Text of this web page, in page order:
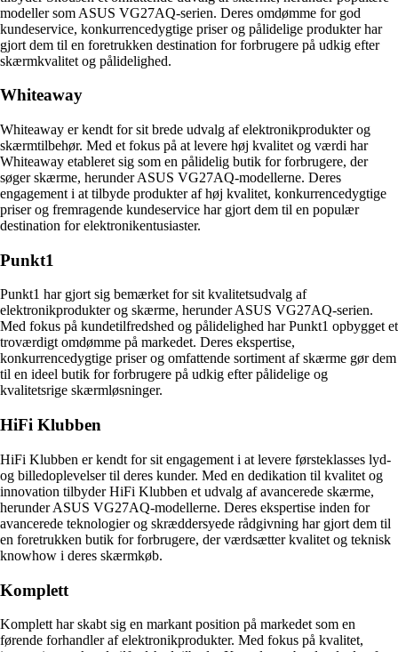
modeller som ASUS VG27AQ-serien. Deres omdømme for god
kundeservice, konkurrencedygtige priser og pålidelige produkter har
gjort dem til en foretrukken destination for forbrugere på udkig efter
skærmkvalitet og pålidelighed.
Whiteaway
Whiteaway er kendt for sit brede udvalg af elektronikprodukter og
skærmtilbehør. Med et fokus på at levere høj kvalitet og værdi har
Whiteaway etableret sig som en pålidelig butik for forbrugere, der
søger skærme, herunder ASUS VG27AQ-modellerne. Deres
engagement i at tilbyde produkter af høj kvalitet, konkurrencedygtige
priser og fremragende kundeservice har gjort dem til en populær
destination for elektronikentusiaster.
Punkt1
Punkt1 har gjort sig bemærket for sit kvalitetsudvalg af
elektronikprodukter og skærme, herunder ASUS VG27AQ-serien.
Med fokus på kundetilfredshed og pålidelighed har Punkt1 opbygget et
troværdigt omdømme på markedet. Deres ekspertise,
konkurrencedygtige priser og omfattende sortiment af skærme gør dem
til en ideel butik for forbrugere på udkig efter pålidelige og
kvalitetsrige skærmløsninger.
HiFi Klubben
HiFi Klubben er kendt for sit engagement i at levere førsteklasses lyd-
og billedoplevelser til deres kunder. Med en dedikation til kvalitet og
innovation tilbyder HiFi Klubben et udvalg af avancerede skærme,
herunder ASUS VG27AQ-modellerne. Deres ekspertise inden for
avancerede teknologier og skræddersyede rådgivning har gjort dem til
en foretrukken butik for forbrugere, der værdsætter kvalitet og teknisk
knowhow i deres skærmkøb.
Komplett
Komplett har skabt sig en markant position på markedet som en
førende forhandler af elektronikprodukter. Med fokus på kvalitet,